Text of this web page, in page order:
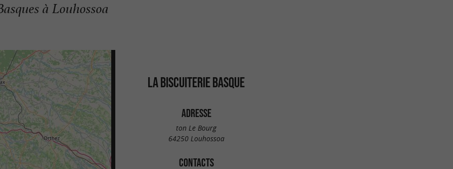
à Louhossoa
LA BISCUITERIE BASQUE
ADRESSE
ton Le Bourg
64250 Louhossoa
CONTACTS